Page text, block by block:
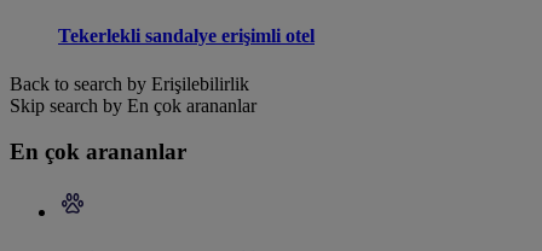
Tekerlekli sandalye erişimli otel
Back to search by Erişilebilirlik
Skip search by En çok arananlar
En çok arananlar